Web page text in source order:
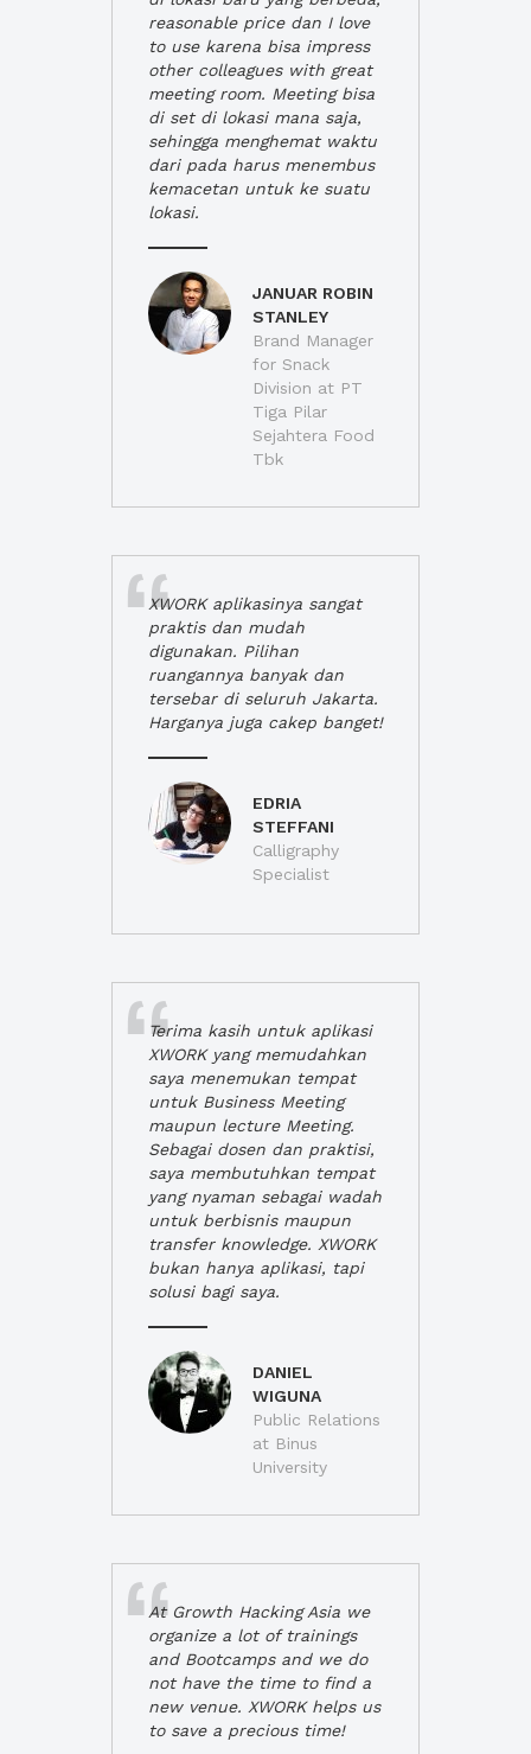
reasonable price dan I love
to use karena bisa impress
other colleagues with great
meeting room. Meeting bisa
di set di lokasi mana saja,
sehingga menghemat waktu
dari pada harus menembus
kemacetan untuk ke suatu
lokasi.
JANUAR ROBIN
STANLEY
Brand Manager
for Snack
Division at PT
Tiga Pilar
Sejahtera Food
Tbk
XWORK aplikasinya sangat
praktis dan mudah
digunakan. Pilihan
ruangannya banyak dan
tersebar di seluruh Jakarta.
Harganya juga cakep banget!
EDRIA
STEFFANI
Calligraphy
Specialist
Terima kasih untuk aplikasi
XWORK yang memudahkan
saya menemukan tempat
untuk Business Meeting
maupun lecture Meeting.
Sebagai dosen dan praktisi,
saya membutuhkan tempat
yang nyaman sebagai wadah
untuk berbisnis maupun
transfer knowledge. XWORK
bukan hanya aplikasi, tapi
solusi bagi saya.
DANIEL
WIGUNA
Public Relations
at Binus
University
At Growth Hacking Asia we
organize a lot of trainings
and Bootcamps and we do
not have the time to find a
new venue. XWORK helps us
to save a precious time!